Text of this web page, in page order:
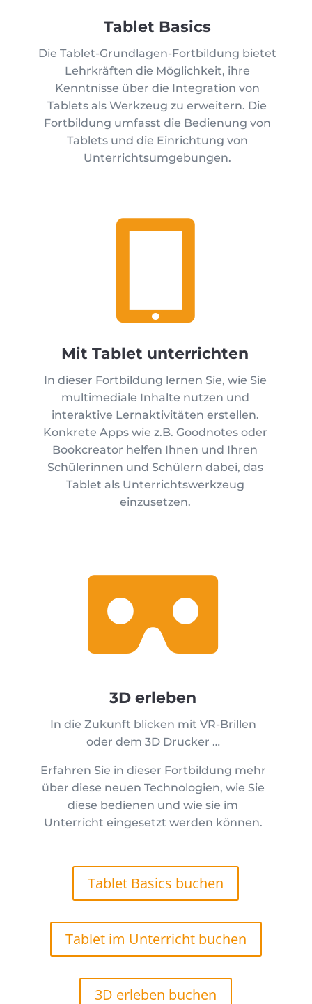
Tablet Basics
Die Tablet-Grundlagen-Fortbildung bietet
Lehrkräften die Möglichkeit, ihre
Kenntnisse über die Integration von
Tablets als Werkzeug zu erweitern. Die
Fortbildung umfasst die Bedienung von
Tablets und die Einrichtung von
Unterrichtsumgebungen.
Mit Tablet unterrichten
In dieser Fortbildung lernen Sie, wie Sie
multimediale Inhalte nutzen und
interaktive Lernaktivitäten erstellen.
Konkrete Apps wie z.B. Goodnotes oder
Bookcreator helfen Ihnen und Ihren
Schülerinnen und Schülern dabei, das
Tablet als Unterrichtswerkzeug
einzusetzen.

3D erleben
In die Zukunft blicken mit VR-Brillen
oder dem 3D Drucker …
Erfahren Sie in dieser Fortbildung mehr
über diese neuen Technologien, wie Sie
diese bedienen und wie sie im
Unterricht eingesetzt werden können.
Tablet Basics buchen
Tablet im Unterricht buchen
3D erleben buchen